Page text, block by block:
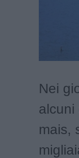
Nei
alcuni
mais,